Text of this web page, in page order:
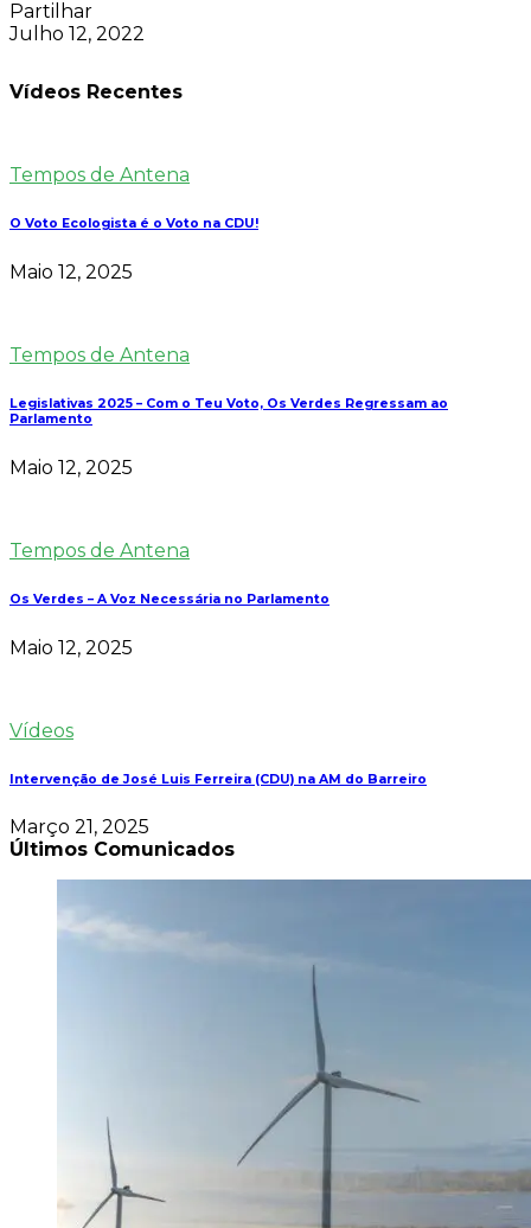
Partilhar
Julho 12, 2022
Vídeos Recentes
Tempos de Antena
O Voto Ecologista é o Voto na CDU!
Maio 12, 2025
Tempos de Antena
Legislativas 2025 – Com o Teu Voto, Os Verdes Regressam ao
Parlamento
Maio 12, 2025
Tempos de Antena
Os Verdes – A Voz Necessária no Parlamento
Maio 12, 2025
Vídeos
Intervenção de José Luis Ferreira (CDU) na AM do Barreiro
Março 21, 2025
Últimos Comunicados